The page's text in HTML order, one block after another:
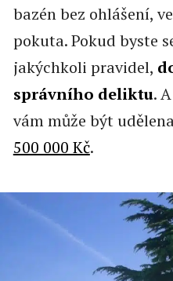
bazén bez ohlášení,
pokuta. Pokud byste
jakýchkoli pravidel,
správního deliktu.
vám může být
500 000 Kč.